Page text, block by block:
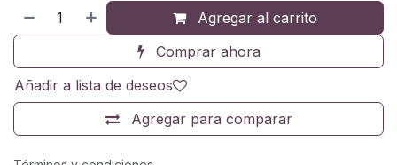
Agregar al carrito
Comprar ahora
Agregar para comparar
Añadir a lista de deseos